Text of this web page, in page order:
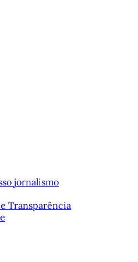
jornalismo
Transparência